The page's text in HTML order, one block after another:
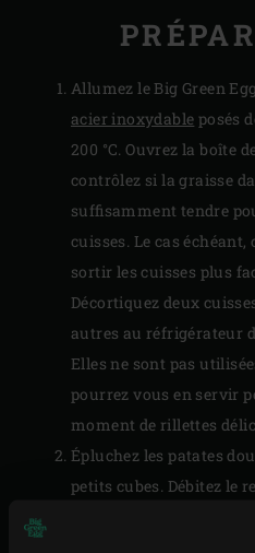
Allumez le Big Green
acier inoxydable posés
200 °C. Ouvrez la boîte
contrôlez si la graisse
suffisamment tendre
cuisses. Le cas
sortir les cuisses plus
Décortiquez deux
autres au réfrigérateur
Elles ne sont pas
pourrez vous en servir
moment derillettes
Épluchez les patates
petits cubes. Débitez le
tranches. Pelez et
mettez-les dans la